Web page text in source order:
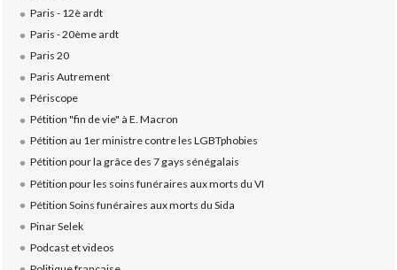
Paris - 12è ardt
Paris - 20ème ardt
Paris 20
Paris Autrement
Périscope
Pétition "fin de vie" à E. Macron
Pétition au 1er ministre contre les LGBTphobies
Pétition pour la grâce des 7 gays sénégalais
Pétition pour les soins funéraires aux morts du VI
Pétition Soins funéraires aux morts du Sida
Pinar Selek
Podcast et videos